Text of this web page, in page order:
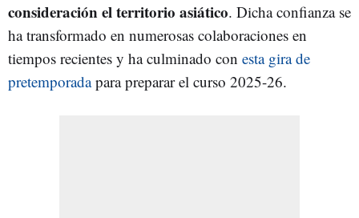
consideración el territorio asiático. Dicha confianza se
ha transformado en numerosas colaboraciones en
tiempos recientes y ha culminado con esta gira de
pretemporadapara preparar el curso 2025-26.